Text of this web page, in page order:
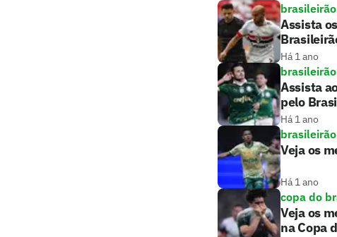
brasileirão
Assista
Há 1 ano
brasileirão
Assista
pelo
Há 1 ano
brasileirão
Veja os
Há 1 ano
copa do
Veja os
na Copa